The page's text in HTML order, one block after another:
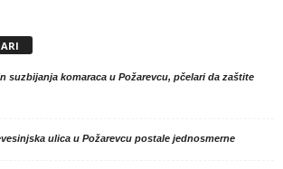
suzbijanja komaraca u Požarevcu, pčelari da zaštite
ulica u Požarevcu postale jednosmerne